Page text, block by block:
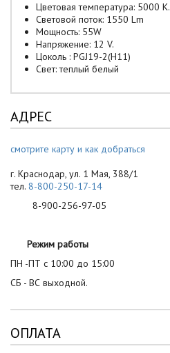
Цветовая температура: 5000 К.
Световой поток: 1550 Lm
Мощность: 55W
Напряжение: 12 V.
Цоколь : PGJ19-2(H11)
Свет: теплый белый
АДРЕС
смотрите карту и как добраться
г. Краснодар, ул. 1 Мая, 388/1
тел. 8-800-250-17-14
8-900-256-97-05
Режим работы
ПН -ПТ с 10:00 до 15:00
СБ - ВС выходной.
ОПЛАТА